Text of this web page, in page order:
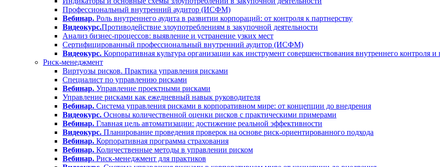
Профессиональный внутренний аудитор (ИСФМ)
Вебинар. Роль внутреннего аудита в развитии корпораций: от контроля к партнерству
Видеокурс.Противодействие злоупотреблениям в закупочной деятельности
Анализ бизнес-процессов: выявление и устранение узких мест
Сертифицированный профессиональный внутренний аудитор (ИСФМ)
Видеокурс. Корпоративная культура организации как инструмент совершенствования внутреннего контроля и
Риск-менеджмент
Виртуозы рисков. Практика управления рисками
Специалист по управлению рисками
Вебинар. Управление проектными рисками
Управление рисками как ежедневный навык руководителя
Вебинар. Система управления рисками в корпоративном мире: от концепции до внедрения
Видеокурс. Основы количественной оценки рисков с практическими примерами
Вебинар. Главная цель автоматизации: достижение реальной эффективности
Видеокурс. Планирование проведения проверок на основе риск-ориентированного подхода
Вебинар. Корпоративная программа страхования
Вебинар. Количественные методы в управлении риском
Вебинар. Риск-менеджмент для практиков